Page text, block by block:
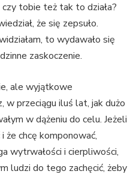
tobie też tak to działa?
że się zepsuło.
to wydawało się
zaskoczenie.
ale wyjątkowe
w przeciągu iluś lat, jak dużo
w dążeniu do celu. Jeżeli
że chcę komponować,
wytrwałości i cierpliwości,
ludzi do tego zachęcić, żeby